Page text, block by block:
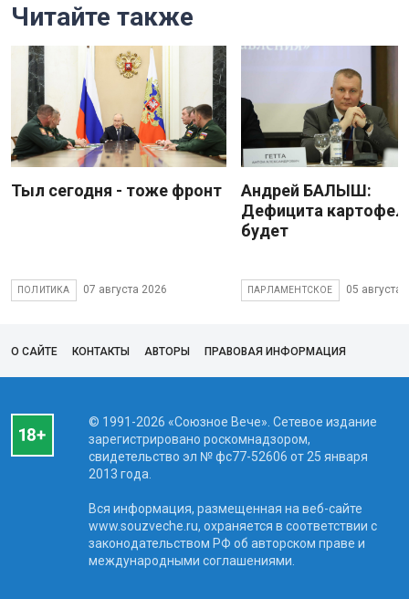
Читайте также
Тыл сегодня - тоже фронт
ПОЛИТИКА 07 августа 2026
Андрей БАЛЫШ:
Дефицита
будет
ПАРЛАМЕНТСКОЕ 05 августа
О САЙТЕ КОНТАКТЫ АВТОРЫ ПРАВОВАЯ ИНФОРМАЦИЯ
© 1991-2026 «Союзное Вече». Сетевое издание
зарегистрировано роскомнадзором,
свидетельство эл № фc77-52606 от 25 января
2013 года.
Вся информация, размещенная на веб-сайте
www.souzveche.ru, охраняется в соответствии с
законодательством РФ об авторском праве и
международными соглашениями.